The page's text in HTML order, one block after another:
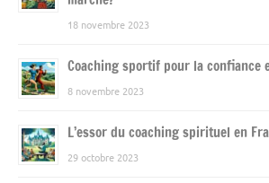
18 novembre 2023
Coaching sportif pour la confiance
8 novembre 2023
L’essor du coaching spirituel en
29 octobre 2023